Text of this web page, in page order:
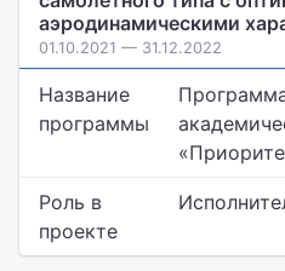
аэродинамическими
01.10.2021 — 31.12.2022
Название
программы
Роль в
проекте